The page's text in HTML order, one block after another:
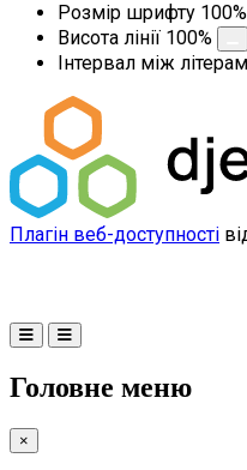
Розмір шрифту 100%
Висота лінії 100%
Інтервал між
Плагін веб-доступності
Головне меню
×